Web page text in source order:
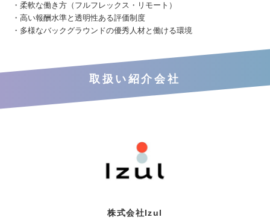
・柔軟な働き方（フルフレックス・リモート）
・高い報酬水準と透明性ある評価制度
・多様なバックグラウンドの優秀人材と働ける環境
取扱い紹介会社
株式会社Izul